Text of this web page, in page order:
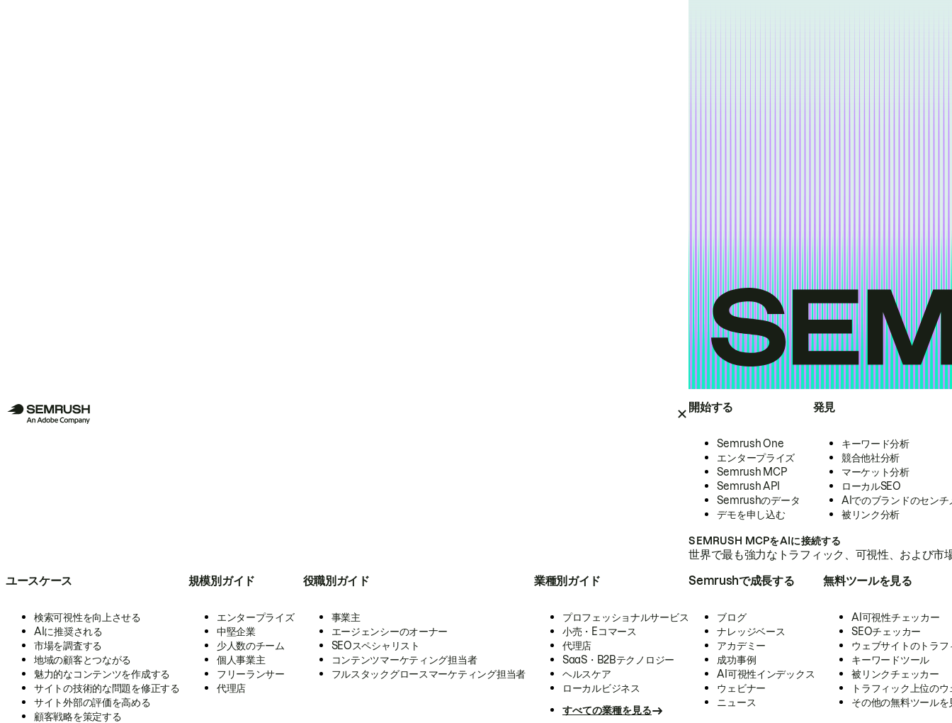
開始する
Semrush One
エンタープライズ
Semrush MCP
Semrush API
Semrushのデータ
デモを申し込む
発見
キーワード分析
競合他社分析
マーケット分析
ローカルSEO
AIでのブランドのセンチ
被リンク分析
SEMRUSH MCPをAIに接続する
世界で最も強力なトラフィック、可視性、および
ユースケース
検索可視性を向上させる
AIに推奨される
市場を調査する
地域の顧客とつながる
魅力的なコンテンツを作成する
サイトの技術的な問題を修正する
サイト外部の評価を高める
顧客戦略を策定する
規模別ガイド
エンタープライズ
中堅企業
少人数のチーム
個人事業主
フリーランサー
代理店
役職別ガイド
事業主
エージェンシーのオーナー
SEOスペシャリスト
コンテンツマーケティング担当者
フルスタックグロースマーケティング担当者
業種別ガイド
プロフェッショナルサービス
小売・Eコマース
代理店
SaaS・B2Bテクノロジー
ヘルスケア
ローカルビジネス
すべての業種を見る
Semrushで成長する
ブログ
ナレッジベース
アカデミー
成功事例
AI可視性インデックス
ウェビナー
ニュース
無料ツールを見る
AI可視性チェッカー
SEOチェッカー
ウェブサイトのトラ
キーワードツール
被リンクチェッカー
トラフィック上位の
その他の無料ツールを